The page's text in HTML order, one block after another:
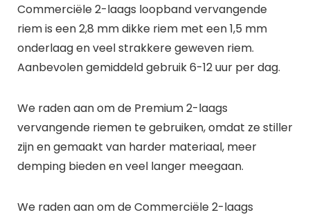
Commerciële 2-laags loopband vervangende
riem is een 2,8 mm dikke riem met een 1,5 mm
onderlaag en veel strakkere geweven riem.
Aanbevolen gemiddeld gebruik 6-12 uur per dag.
We raden aan om de Premium 2-laags
vervangende riemen te gebruiken, omdat ze stiller
zijn en gemaakt van harder materiaal, meer
demping bieden en veel langer meegaan.
We raden aan om de Commerciële 2-laags